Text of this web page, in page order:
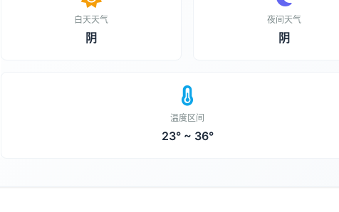
白天天气
阴
夜间天气
阴
温度区间
23° ~ 36°